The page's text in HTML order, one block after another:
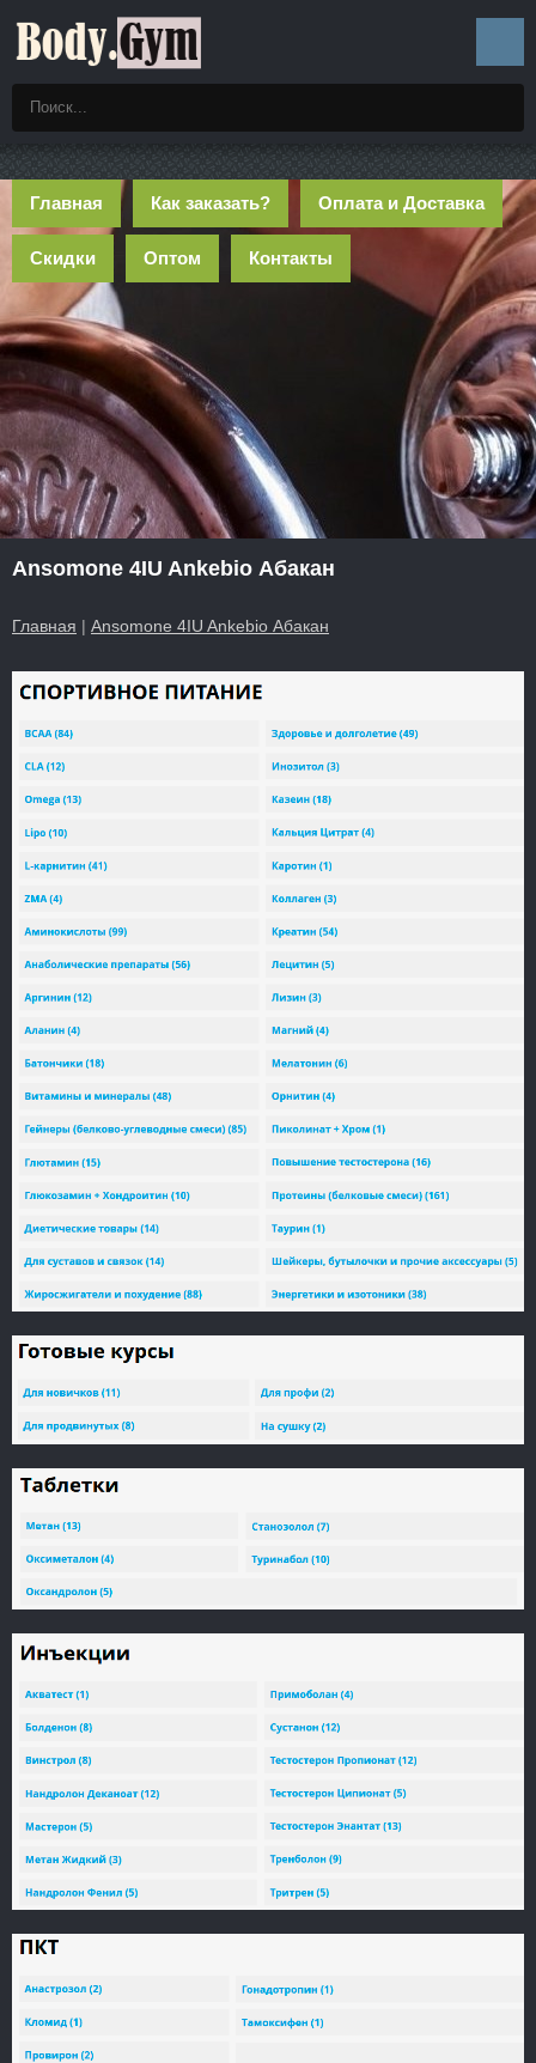
Главная Как заказать? Оплата и Доставка
Скидки Оптом Контакты
Ansomone 4IU Ankebio Абакан
Главная | Ansomone 4IU Ankebio Абакан